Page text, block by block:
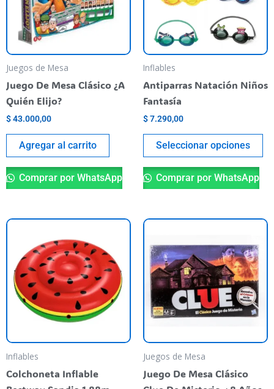
Juegos de Mesa
Juego De Mesa Clásico ¿A
Quién Elijo?
$43.000,00
Agregar al carrito
Comprar por WhatsApp
Inflables
Antiparras Natación Niños
Fantasía
$7.290,00
Seleccionar opciones
se
Comprar por WhatsApp
Inflables
Colchoneta Inflable
Juegos de Mesa
Juego De Mesa Clásico